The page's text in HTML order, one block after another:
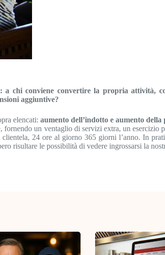
chi conviene convertire la propria attività,
aggiuntive?
elencati: aumento dell’indotto e aumento della
fornendo un ventaglio di servizi extra, un esercizio
24 ore al giorno 365 giorni l’anno. In
risultare le possibilità di vedere ingrossarsi la